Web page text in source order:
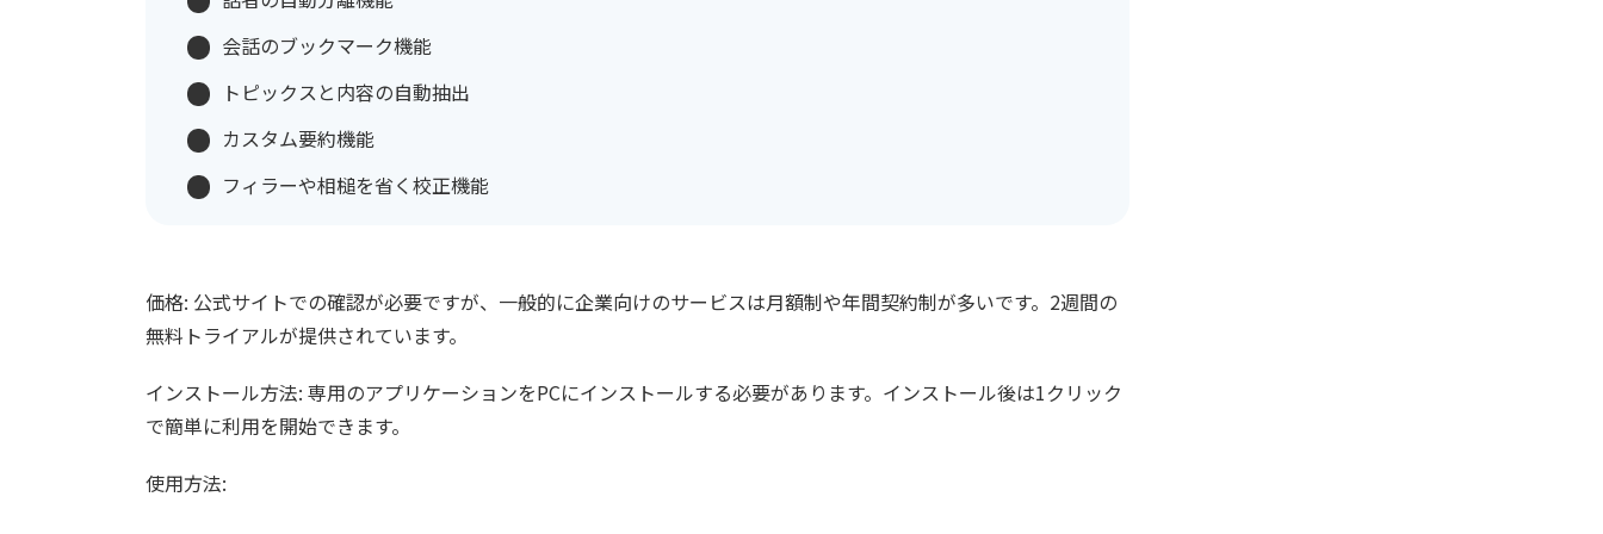
会話のブックマーク機能
トピックスと内容の自動抽出
カスタム要約機能
フィラーや相槌を省く校正機能
価格: 公式サイトでの確認が必要ですが、一般的に企業向けのサービスは月額制や年間契約制が多いです。2週間の
無料トライアルが提供されています。
インストール方法: 専用のアプリケーションをPCにインストールする必要があります。インストール後は1クリック
で簡単に利用を開始できます。
使用方法: